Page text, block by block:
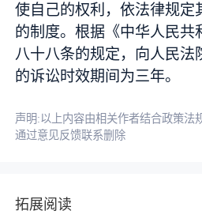
使自己的权利，依法律规定
的制度。根据《中华人民共
八十八条的规定，向人民法
的诉讼时效期间为三年。
声明:以上内容由相关作者结合政策法
通过意见反馈联系删除
拓展阅读